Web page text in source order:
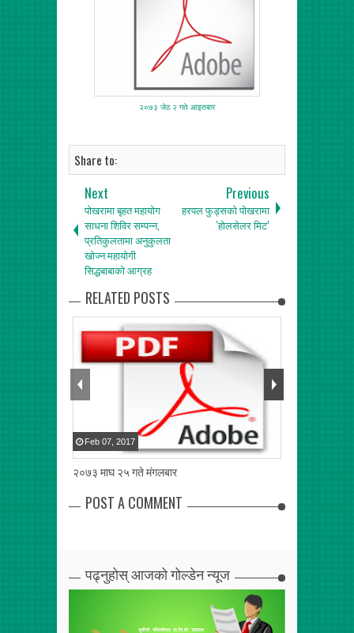
२०७३ जेठ २ गते आइतबार
Share to:
Next
पोखरामा बृहत महायोग
साधना शिविर सम्पन्न,
प्रतिकुलतामा अनुकुलता
खोज्न महायोगी
सिद्धबाबाको आग्रह
Previous
हरपल फुड्सको पोखरामा
‘होलसेलर मिट’
RELATED POSTS
२०७३ माघ २५ गते मंगलबार
Feb 07 2017
POST A COMMENT
पढ्नुहोस् आजको गोल्डेन न्यूज